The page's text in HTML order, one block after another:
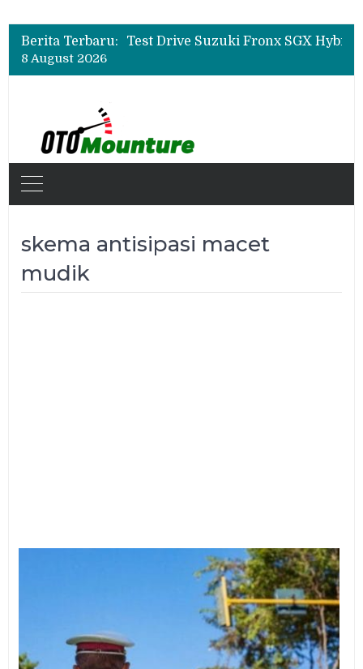
Berita Terbaru:
Beli Mobil Jangan Cuma Lihat Cicilan, TAF dan OJK Tekankan Pentingnya Literasi Keuangan
Beli Mobil Jangan Cuma Lihat Cicilan, TAF dan OJK Tekankan Pentingnya Literasi Keuangan
8 August 2026
skema antisipasi macet
mudik